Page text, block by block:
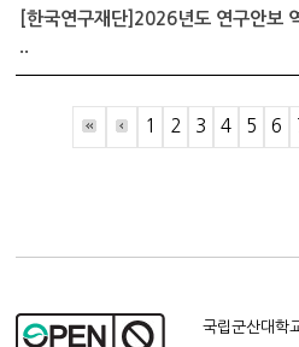
[한국연구재단]2026년도 연구안보
1 2 3 4 5 6
국립군산대학